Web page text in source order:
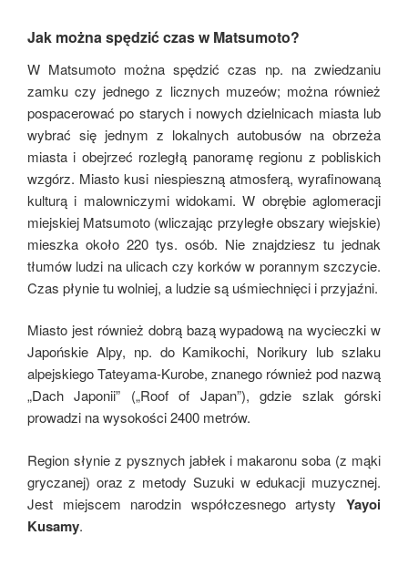
Jak można spędzić czas w Matsumoto?
W Matsumoto można spędzić czas np. na zwiedzaniu
zamku czy jednego z licznych muzeów; można również
pospacerować po starych i nowych dzielnicach miasta lub
wybrać się jednym z lokalnych autobusów na obrzeża
miasta i obejrzeć rozległą panoramę regionu z pobliskich
wzgórz. Miasto kusi niespieszną atmosferą, wyrafinowaną
kulturą i malowniczymi widokami. W obrębie aglomeracji
miejskiej Matsumoto (wliczając przyległe obszary wiejskie)
mieszka około 220 tys. osób. Nie znajdziesz tu jednak
tłumów ludzi na ulicach czy korków w porannym szczycie.
Czas płynie tu wolniej, a ludzie są uśmiechnięci i przyjaźni.
Miasto jest również dobrą bazą wypadową na wycieczki w
Japońskie Alpy, np. do Kamikochi, Norikury lub szlaku
alpejskiego Tateyama-Kurobe, znanego również pod nazwą
„Dach Japonii” („Roof of Japan”), gdzie szlak górski
prowadzi na wysokości 2400 metrów.
Region słynie z pysznych jabłek i makaronu soba (z mąki
gryczanej) oraz z metody Suzuki w edukacji muzycznej.
Jest miejscem narodzin współczesnego artysty Yayoi
Kusamy.